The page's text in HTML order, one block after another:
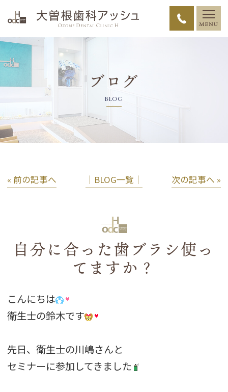
ブログ
BLOG
« 前の記事へ │BLOG一覧│ 次の記事へ »
自分に合った歯ブラシ使っ
てますか？
こんにちは
衛生士の鈴木です
先日、衛生士の川嶋さんと
セミナーに参加してきました